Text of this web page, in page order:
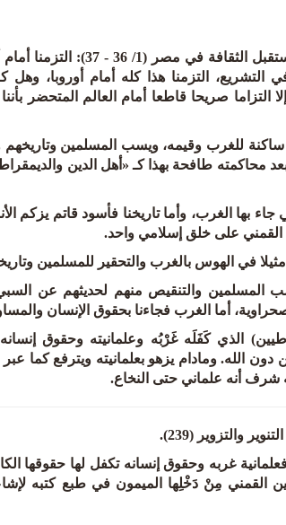
لنقرأ ما قاله عميد الأدب العربي
التشريع، التزمنا هذا كله أمام أوروبا، وهل
إلا التزاما صريحا قاطعا أمام العالم المتحضر
للغرب وقيمه، ويسب المسلمين وتاريخهم
محاكمته طافحة بهذا كـ «أهل الدين
بها الغرب، وأما تاريخنا فأسود قاتم يزكم
القمني على خلق إسلامي واحد.
في الهوس بالغرب والتحقير للمسلمين
المسلمين والتنقيص منهم لحديثهم عن السبي
صحراوية، أما الغرب فجاءنا بحقوق الإنسان
الذي كَفَلَه غَرْبُه وعلمانيته وحقوق
الله. ومادام يزهو بعلمانيته ويترفع كما
فعلمانية غربه وحقوق إنسانه تكفل لها حقوقها
القمني مِنْ دَخْلِها الميمون في طبع كتبه